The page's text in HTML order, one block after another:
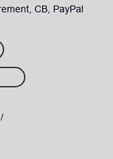
CB, PayPal